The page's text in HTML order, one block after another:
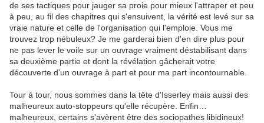
de ses tactiques pour jauger sa proie pour mieux l'attraper et peu
à peu, au fil des chapitres qui s'ensuivent, la vérité est levé sur sa
vraie nature et celle de l'organisation qui l'emploie. Vous me
trouvez trop nébuleux? Je me garderai bien d'en dire plus pour
ne pas lever le voile sur un ouvrage vraiment déstabilisant dans
sa deuxième partie et dont la révélation gâcherait votre
découverte d'un ouvrage à part et pour ma part incontournable.
Tour à tour, nous sommes dans la tête d'Isserley mais aussi des
malheureux auto-stoppeurs qu'elle récupère. Enfin…
malheureux, certains s'avèrent être des sociopathes libidineux!